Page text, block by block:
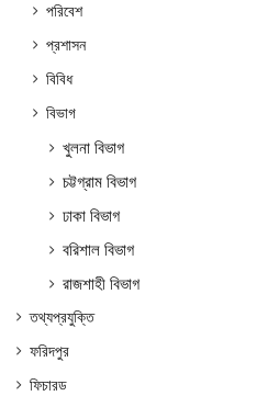
পরিবেশ
প্রশাসন
বিবিধ
বিভাগ
খুলনা বিভাগ
চট্টগ্রাম বিভাগ
ঢাকা বিভাগ
বরিশাল বিভাগ
রাজশাহী বিভাগ
তথ্যপ্রযুক্তি
ফরিদপুর
ফিচারড